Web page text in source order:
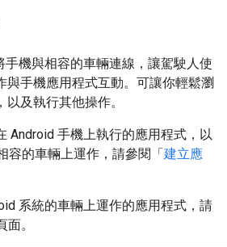
手機與相容的車輛連線，讓駕駛人使
與手機應用程式互動。可讓你輕鬆瀏
及執行其他操作。
Android 手機上執行的應用程式，以
容的車輛上運作，請參閱「建立應
系統的車輛上運作的應用程式，請
面。